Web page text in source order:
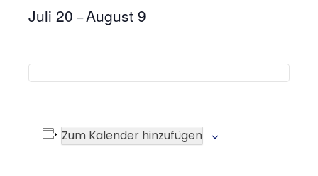
Juli 20 –August 9
Zum Kalender hinzufügen